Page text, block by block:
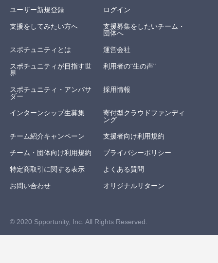
ユーザー新規登録 ログイン
支援をしてみたい方へ
支援募集をしたいチーム・
団体へ
スポチュニティとは 運営会社
スポチュニティが目指す世
界
利用者の"生の声"
スポチュニティ・アンバサ
ダー
採用情報
インターンシップ生募集
寄付型クラウドファンディ
ング
チーム紹介キャンペーン 支援者向け利用規約
チーム・団体向け利用規約 プライバシーポリシー
特定商取引に関する表示 よくある質問
お問い合わせ オリジナルリターン
© 2020 Spportunity, Inc. All Rights Reserved.